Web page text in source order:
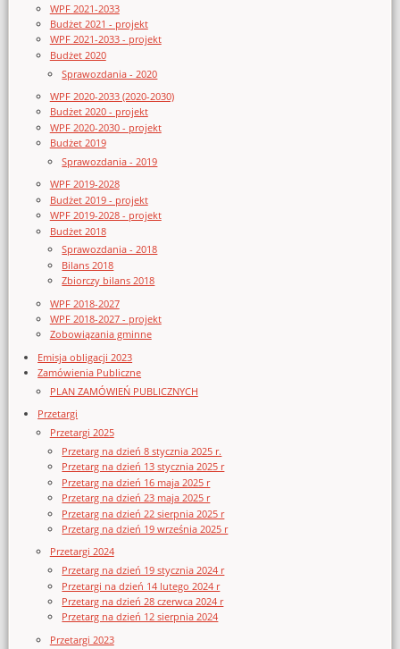
WPF 2021-2033
Budżet 2021 - projekt
WPF 2021-2033 - projekt
Budżet 2020
Sprawozdania - 2020
WPF 2020-2033 (2020-2030)
Budżet 2020 - projekt
WPF 2020-2030 - projekt
Budżet 2019
Sprawozdania - 2019
WPF 2019-2028
Budżet 2019 - projekt
WPF 2019-2028 - projekt
Budżet 2018
Sprawozdania - 2018
Bilans 2018
Zbiorczy bilans 2018
WPF 2018-2027
WPF 2018-2027 - projekt
Zobowiązania gminne
Emisja obligacji 2023
Zamówienia Publiczne
PLAN ZAMÓWIEŃ PUBLICZNYCH
Przetargi
Przetargi 2025
Przetarg na dzień 8 stycznia 2025 r.
Przetarg na dzień 13 stycznia 2025 r
Przetarg na dzień 16 maja 2025 r
Przetarg na dzień 23 maja 2025 r
Przetarg na dzień 22 sierpnia 2025 r
Przetarg na dzień 19 września 2025 r
Przetargi 2024
Przetarg na dzień 19 stycznia 2024 r
Przetargi na dzień 14 lutego 2024 r
Przetarg na dzień 28 czerwca 2024 r
Przetarg na dzień 12 sierpnia 2024
Przetargi 2023